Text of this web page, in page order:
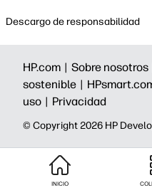
Descargo de responsabilidad
HP.com | Sobre nosotros
sostenible |
uso | Privacidad
©️ Copyright 2026 HP
INICIO